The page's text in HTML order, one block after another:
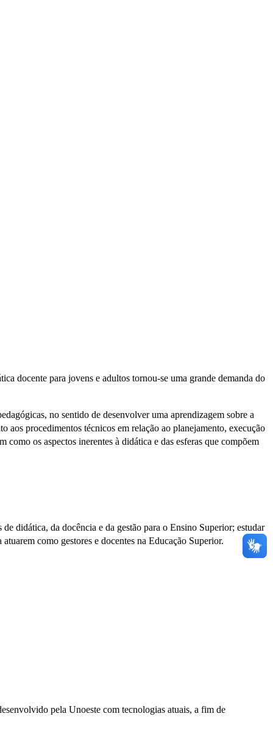
docente para jovens e adultos tornou-se uma grande demanda do
no sentido de desenvolver uma aprendizagem sobre a
aos procedimentos técnicos em relação ao planejamento, execução
os aspectos inerentes à didática e das esferas que compõem
didática, da docência e da gestão para o Ensino Superior; estudar
como gestores e docentes na Educação Superior.
pela Unoeste com tecnologias atuais, a fim de